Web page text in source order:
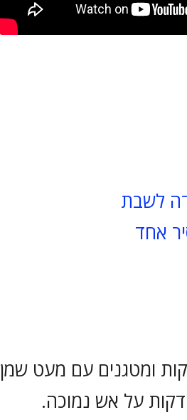
לשבת
אחד
ומטגנים עם מעט שמן
בסיר רחב עם מכסה סגור כ-10 דקות על אש נמוכה.